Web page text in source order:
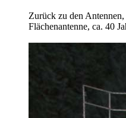
Zurück zu den
Flächenantenne, ca. 40